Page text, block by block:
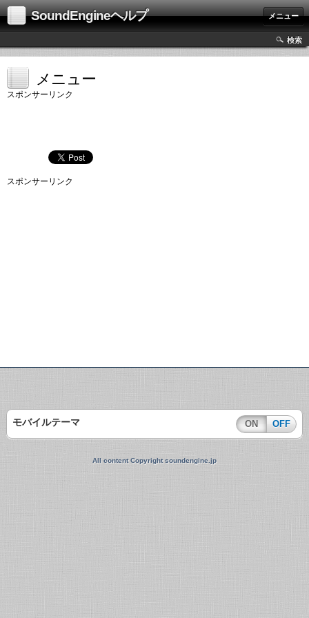
SoundEngineヘルプ メニュー
検索
メニュー
スポンサーリンク
スポンサーリンク
モバイルテーマ ON OFF
All content Copyright soundengine.jp